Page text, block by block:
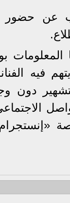
عن حضور
المعلومات
فيه
دون